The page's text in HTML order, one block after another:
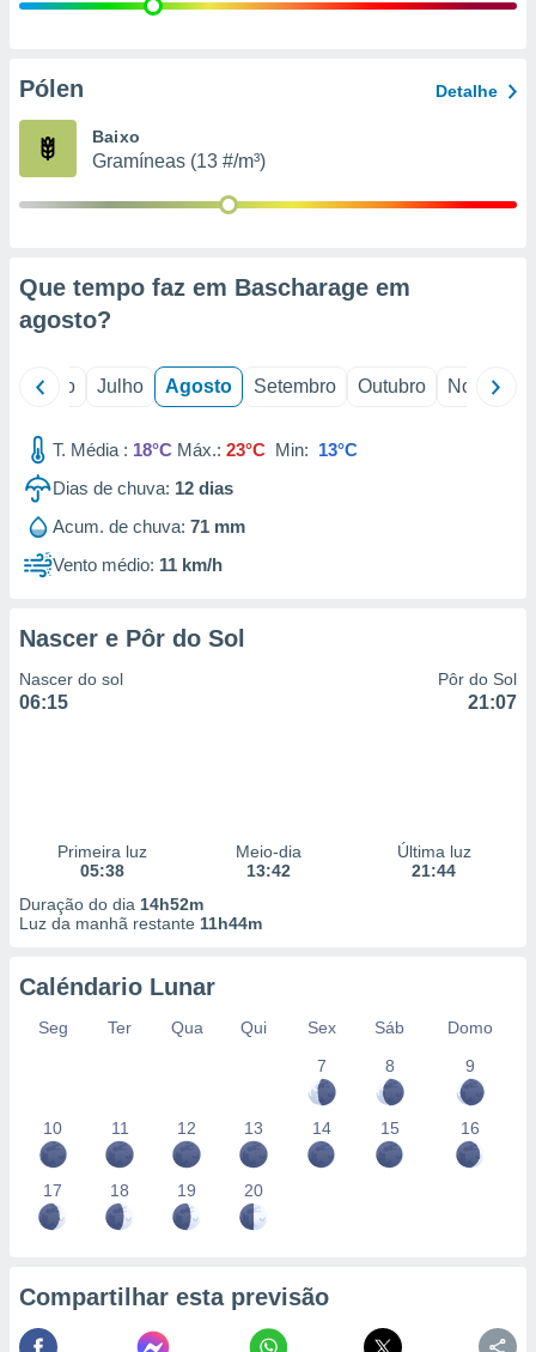
e
de
Pólen Detalhe
Baixo
Gramíneas (13 #/m³)
Que tempo faz em Bascharage em
agosto?
Junho Julho Agosto Setembro Outubro Novembro
T. Média : 18°C Máx.: 23°C Min: 13°C
Dias de chuva: 12 dias
Acum. de chuva: 71 mm
Vento médio: 11 km/h
Nascer e Pôr do Sol
Nascer do sol
06:15
Pôr do Sol
21:07
Primeira luz
05:38
Meio-dia
13:42
Última luz
21:44
Duração do dia 14h52m
Luz da manhã restante 11h44m
Caléndario Lunar
Seg Ter Qua Qui Sex Sáb
Domo
7
8 9
10 11 12 13 14 15 16
17 18 19 20
Compartilhar esta previsão